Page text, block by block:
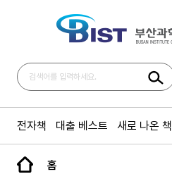
전자책 대출 베스트 새로 나온 책
홈